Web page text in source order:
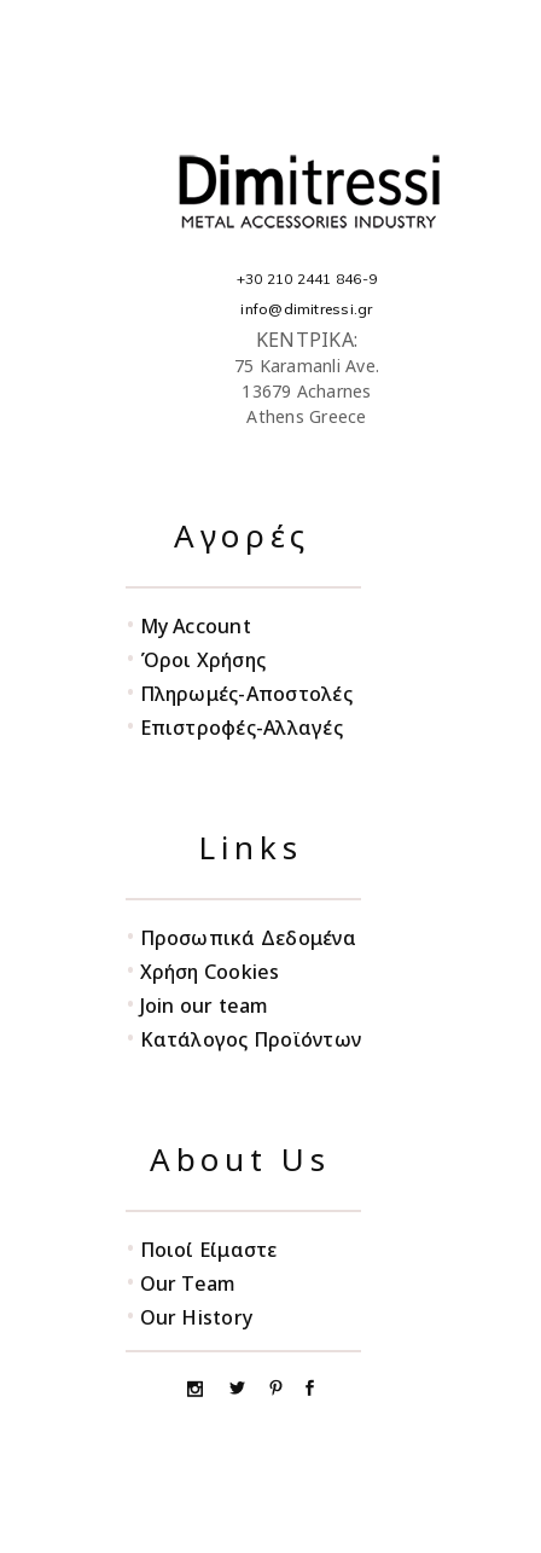
+30 210 2441 846-9
info@dimitressi.gr
ΚΕΝΤΡΙΚΑ:
75 Karamanli Ave.
13679 Acharnes
Athens Greece
Αγορές
• My Account
• Όροι Χρήσης
• Πληρωμές-Αποστολές
• Επιστροφές-Αλλαγές
Links
• Προσωπικά Δεδομένα
• Χρήση Cookies
• Join our team
• Κατάλογος Προϊόντων
About Us
• Ποιοί Είμαστε
• Our Team
• Our History